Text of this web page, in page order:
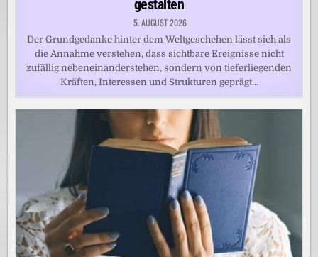
gestalten
5. AUGUST 2026
Der Grundgedanke hinter dem Weltgeschehen lässt sich als
die Annahme verstehen, dass sichtbare Ereignisse nicht
zufällig nebeneinanderstehen, sondern von tieferliegenden
Kräften, Interessen und Strukturen geprägt…